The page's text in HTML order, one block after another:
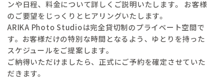
ンや日程、料金について詳しくご説明いたします。 お客様
のご要望をじっくりとヒアリングいたします。
ARIKA Photo Studioは完全貸切制のプライベート空間で
す。お客様だけの特別な時間となるよう、ゆとりを持った
スケジュールをご提案します。
ご納得いただけましたら、正式にご予約を確定させていた
だきます。